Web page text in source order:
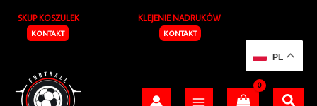
treści
SKUP KOSZULEK
KONTAKT
KLEJENIE NADRUKÓW
KONTAKT
u
według
PL